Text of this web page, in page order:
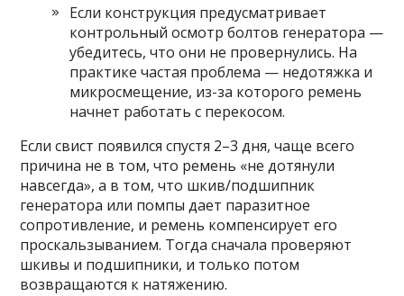
Если конструкция предусматривает
контрольный осмотр болтов генератора —
убедитесь, что они не провернулись. На
практике частая проблема — недотяжка и
микросмещение, из-за которого ремень
начнет работать с перекосом.
Если свист появился спустя 2–3 дня, чаще всего
причина не в том, что ремень «не дотянули
навсегда», а в том, что шкив/подшипник
генератора или помпы дает паразитное
сопротивление, и ремень компенсирует его
проскальзыванием. Тогда сначала проверяют
шкивы и подшипники, и только потом
возвращаются к натяжению.